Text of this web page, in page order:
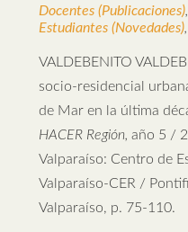
Docentes (Publicaciones),
Estudiantes (Novedades),
VALDEBENITO
socio-residencial
de Mar en la última
HACER Región, año 5 /
Valparaíso: Centro de
Valparaíso-CER /
Valparaíso, p. 75-110.